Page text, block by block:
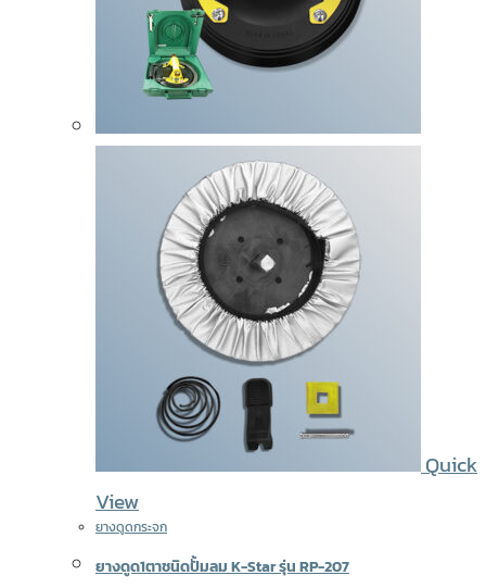
Quick
View
ยางดูดกระจก
ยางดูด1ตาชนิดปั้มลม K-Star รุ่น RP-207